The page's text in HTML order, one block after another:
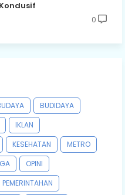
0
BUDIDAYA
IKLAN
KESEHATAN
METRO
OPINI
PEMERINTAHAN